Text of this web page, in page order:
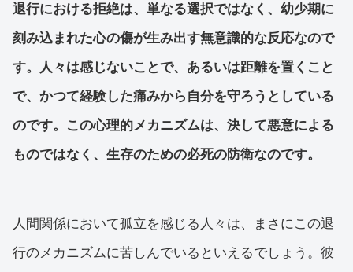
退行における拒絶は、単なる選択ではなく、幼少期に
刻み込まれた心の傷が生み出す無意識的な反応なので
す。人々は感じないことで、あるいは距離を置くこと
で、かつて経験した痛みから自分を守ろうとしている
のです。この心理的メカニズムは、決して悪意による
ものではなく、生存のための必死の防衛なのです。
人間関係において孤立を感じる人々は、まさにこの退
行のメカニズムに苦しんでいるといえるでしょう。彼